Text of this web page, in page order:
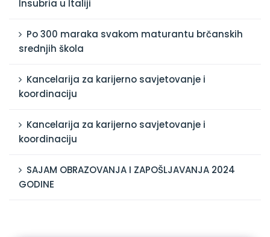
Insubria u Italiji
Po 300 maraka svakom maturantu brčanskih
srednjih škola
Kancelarija za karijerno savjetovanje i
koordinaciju
Kancelarija za karijerno savjetovanje i
koordinaciju
SAJAM OBRAZOVANJA I ZAPOŠLJAVANJA 2024
GODINE